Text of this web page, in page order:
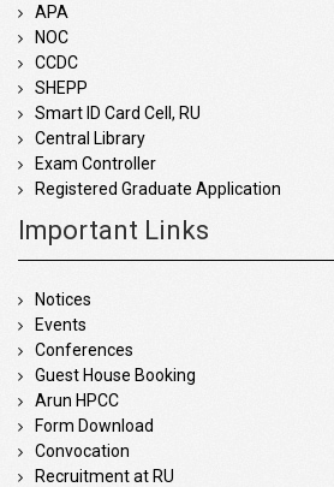
APA
NOC
CCDC
SHEPP
Smart ID Card Cell, RU
Central Library
Exam Controller
Registered Graduate Application
Important Links
Notices
Events
Conferences
Guest House Booking
Arun HPCC
Form Download
Convocation
Recruitment at RU